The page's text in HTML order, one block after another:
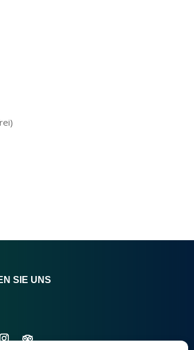
SIE UNS